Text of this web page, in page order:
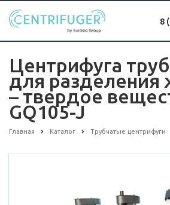
8
Центрифуга
для разделения
– твердое
GQ105-J
Главная Каталог Трубчатые центрифуги